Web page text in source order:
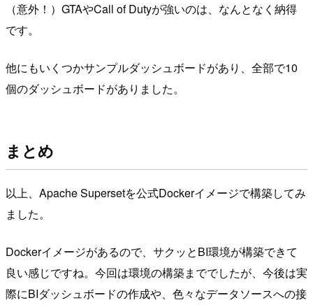
（意外！）GTAやCall of Dutyが強いのは、なんとなく納得
です。
他にもいくつかサンプルダッシュボードがあり、全部で10
個のダッシュボードがありました。
まとめ
以上、Apache Supersetを公式Dockerイメージで構築してみ
ました。
Dockerイメージがあるので、サクッとBI環境が構築できて
良い感じですね。今回は環境の構築まででしたが、今後は実
際にBIダッシュボードの作成や、色々なデータソースへの接